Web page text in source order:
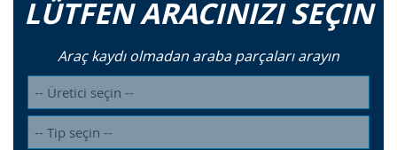
LÜTFEN ARACINIZI SEÇIN
Araç kaydı olmadan araba parçaları arayın